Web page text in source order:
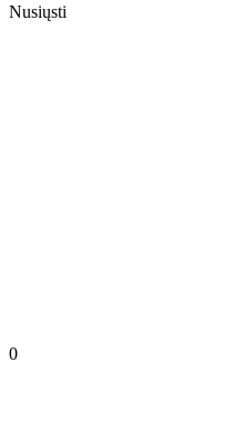
Nusiųsti
0